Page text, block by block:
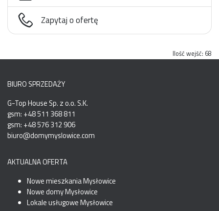
Zapytaj o ofertę
Ilość wejść: 68
BIURO SPRZEDAŻY
G-Top House Sp. z o.o. S.K.
gsm: +48 511 368 811
gsm: +48 576 312 906
biuro@domymyslowice.com
AKTUALNA OFERTA
Nowe mieszkania Mysłowice
Nowe domy Mysłowice
Lokale usługowe Mysłowice